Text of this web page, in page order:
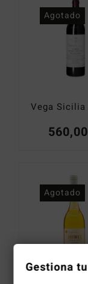
Agotado
560,00
Agotado
Gestiona